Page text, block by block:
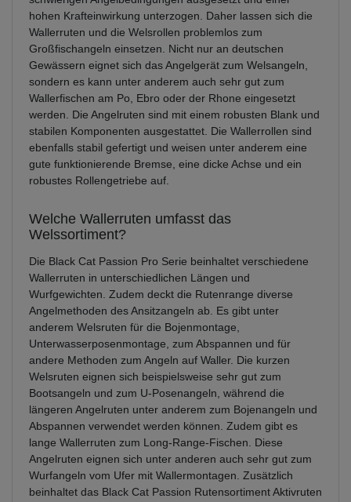
hohen Krafteinwirkung unterzogen. Daher lassen sich die
Wallerruten und die Welsrollen problemlos zum
Großfischangeln einsetzen. Nicht nur an deutschen
Gewässern eignet sich das Angelgerät zum Welsangeln,
sondern es kann unter anderem auch sehr gut zum
Wallerfischen am Po, Ebro oder der Rhone eingesetzt
werden. Die Angelruten sind mit einem robusten Blank und
stabilen Komponenten ausgestattet. Die Wallerrollen sind
ebenfalls stabil gefertigt und weisen unter anderem eine
gute funktionierende Bremse, eine dicke Achse und ein
robustes Rollengetriebe auf.
Welche Wallerruten umfasst das
Welssortiment?
Die Black Cat Passion Pro Serie beinhaltet verschiedene
Wallerruten in unterschiedlichen Längen und
Wurfgewichten. Zudem deckt die Rutenrange diverse
Angelmethoden des Ansitzangeln ab. Es gibt unter
anderem Welsruten für die Bojenmontage,
Unterwasserposenmontage, zum Abspannen und für
andere Methoden zum Angeln auf Waller. Die kurzen
Welsruten eignen sich beispielsweise sehr gut zum
Bootsangeln und zum U-Posenangeln, während die
längeren Angelruten unter anderem zum Bojenangeln und
Abspannen verwendet werden können. Zudem gibt es
lange Wallerruten zum Long-Range-Fischen. Diese
Angelruten eignen sich unter anderen auch sehr gut zum
Wurfangeln vom Ufer mit Wallermontagen. Zusätzlich
beinhaltet das Black Cat Passion Rutensortiment Aktivruten